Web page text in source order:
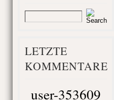
LETZTE
KOMMENTARE
user-353609